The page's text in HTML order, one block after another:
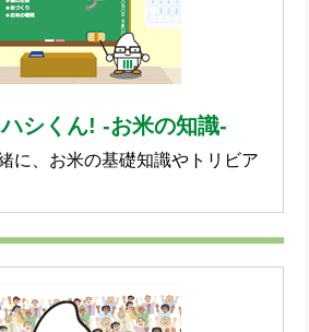
シくん! -お米の知識-
に、お米の基礎知識やトリビア